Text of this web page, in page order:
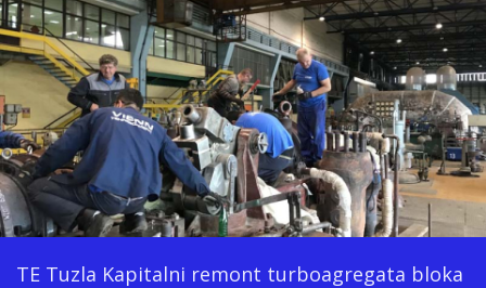
TE Tuzla Kapitalni remont turboagregata bloka